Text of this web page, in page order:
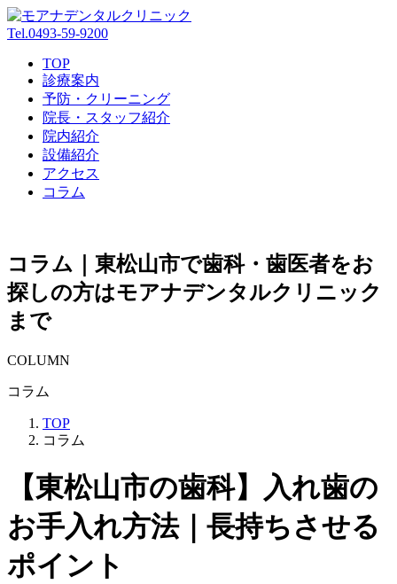
Tel.0493-59-9200
TOP
診療案内
予防・クリーニング
院長・スタッフ紹介
院内紹介
設備紹介
アクセス
コラム
コラム｜東松山市で歯科・歯医者をお
探しの方はモアナデンタルクリニック
まで
COLUMN
コラム
TOP
コラム
【東松山市の歯科】入れ歯の
お手入れ方法｜長持ちさせる
ポイント